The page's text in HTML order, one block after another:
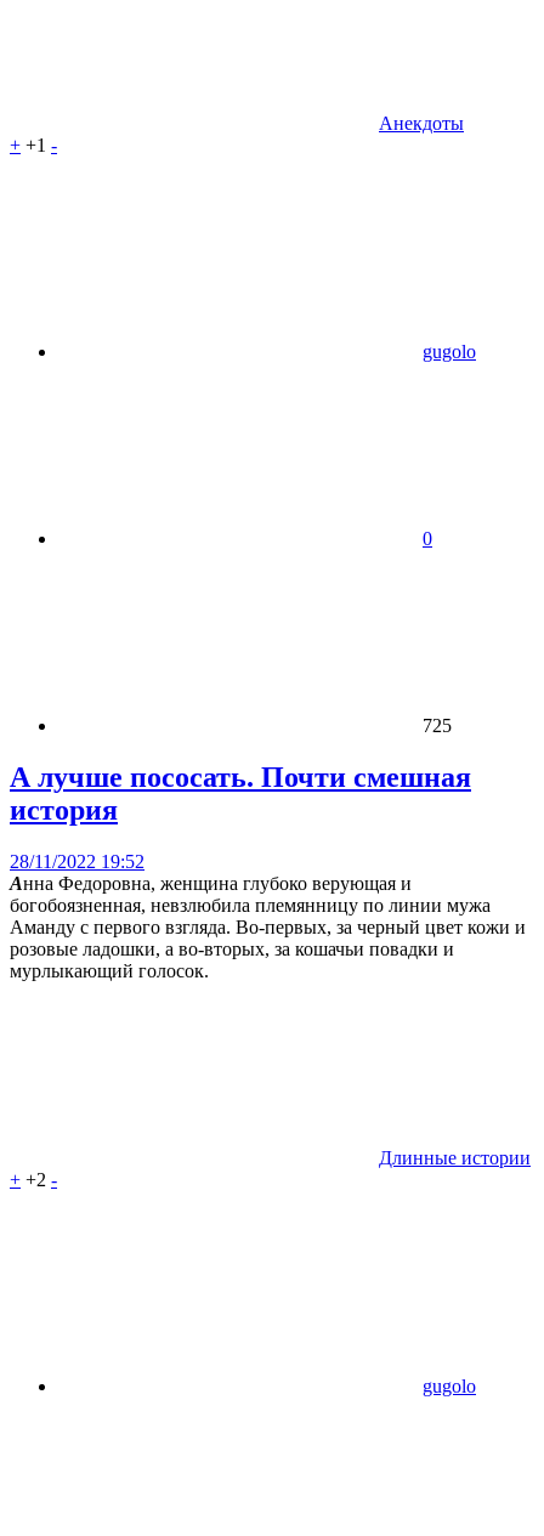
Анекдоты
+ +1 -
gugolo
0
725
А лучше пососать. Почти смешная
история
28/11/2022 19:52
Анна Федоровна, женщина глубоко верующая и
богобоязненная, невзлюбила племянницу по линии мужа
Аманду с первого взгляда. Во-первых, за черный цвет кожи и
розовые ладошки, а во-вторых, за кошачьи повадки и
мурлыкающий голосок.
Длинные истории
+ +2 -
gugolo